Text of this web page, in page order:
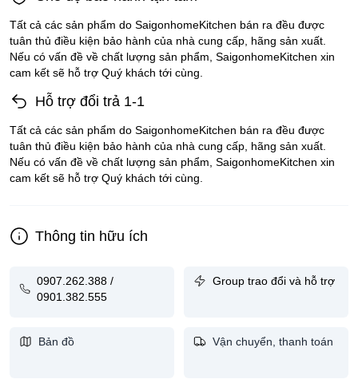
Tất cả các sản phẩm do SaigonhomeKitchen bán ra đều được
tuân thủ điều kiện bảo hành của nhà cung cấp, hãng sản xuất.
Nếu có vấn đề về chất lượng sản phẩm, SaigonhomeKitchen xin
cam kết sẽ hỗ trợ Quý khách tới cùng.
Hỗ trợ đổi trả 1-1
Tất cả các sản phẩm do SaigonhomeKitchen bán ra đều được
tuân thủ điều kiện bảo hành của nhà cung cấp, hãng sản xuất.
Nếu có vấn đề về chất lượng sản phẩm, SaigonhomeKitchen xin
cam kết sẽ hỗ trợ Quý khách tới cùng.
Thông tin hữu ích
0907.262.388 /
0901.382.555
Group trao đổi và hỗ trợ
Bản đồ Vận chuyển, thanh toán